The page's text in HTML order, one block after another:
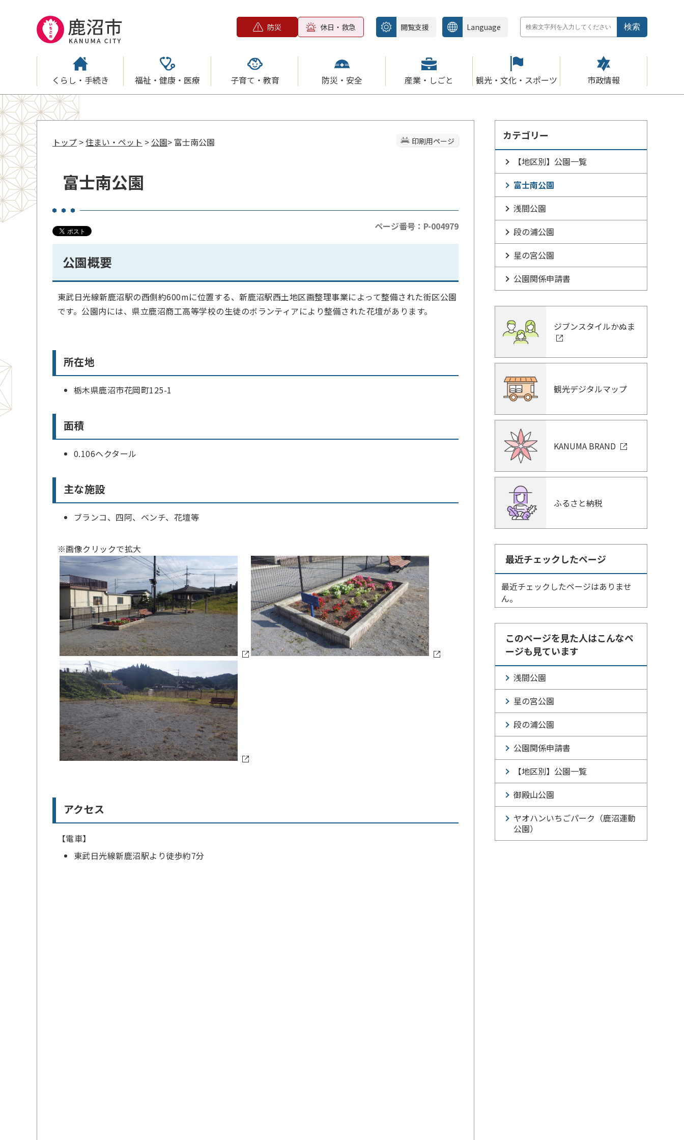
防災 休日・救急 閲覧支援 Language
くらし・手続き 福祉・健康・医療 子育て・教育 防災・安全 産業・しごと 観光・文化・スポーツ 市政情報
印刷用ページ
トップ >住まい・ペット > 公園> 富士南公園
富士南公園
ページ番号：P-004979
公園概要
東武日光線新鹿沼駅の西側約600mに位置する、新鹿沼駅西土地区画整理事業によって整備された街区公園
です。公園内には、県立鹿沼商工高等学校の生徒のボランティアにより整備された花壇があります。
所在地
栃木県鹿沼市花岡町125-1
面積
0.106ヘクタール
主な施設
ブランコ、四阿、ベンチ、花壇等
※画像クリックで拡大
アクセス
【電車】
東武日光線新鹿沼駅より徒歩約7分
カテゴリー
【地区別】公園一覧
富士南公園
浅間公園
段の浦公園
星の宮公園
公園関係申請書
ジブンスタイルかぬま
観光デジタルマップ
KANUMA BRAND
ふるさと納税
最近チェックしたページ
最近チェックしたページはありませ
ん。
このページを見た人はこんなペ
ージも見ています
浅間公園
星の宮公園
段の浦公園
公園関係申請書
【地区別】公園一覧
御殿山公園
ヤオハンいちごパーク（鹿沼運動
公園）